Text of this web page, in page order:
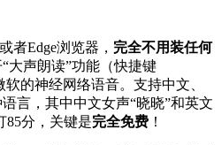
者Edge浏览器， 完全不用装任何
大声朗读”功能（快捷键
的神经网络语音。支持中文、
言，其中中文女声“晓晓”和英文
85分，关键是完全免费 ！